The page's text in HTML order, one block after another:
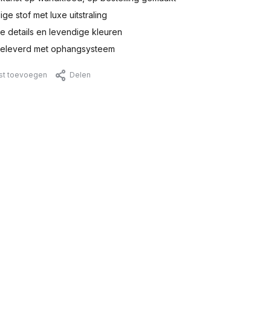
stof met luxe uitstraling
details en levendige kleuren
met ophangsysteem
toevoegen Delen